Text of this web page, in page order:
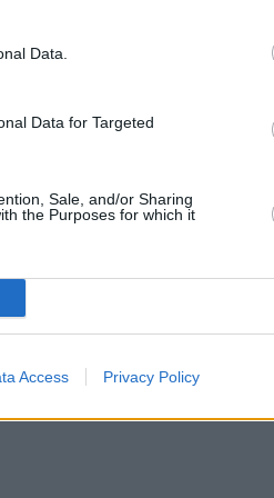
Data.
Data for Targeted
Sale, and/or Sharing
the Purposes for which it
Access Privacy Policy
αυτό που
ζάχαρη καστανή, 3-4
πορτοκαλιού,